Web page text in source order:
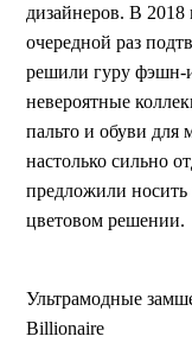
дизайнеров. В 2018
очередной раз
решили гуру фэшн-
невероятные
пальто и обуви
настолько сильно
предложили
цветовом решении.
Ультрамодные
Billionaire